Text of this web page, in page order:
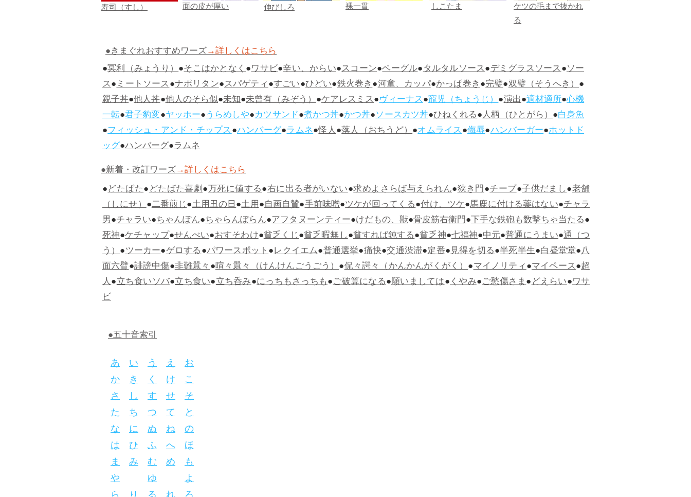
寿司（すし） 面の皮が厚い 伸びしろ 裸一貫 しこたま
ケツの毛まで抜かれ
る
●きまぐれおすすめワーズ→詳しくはこちら
●冥利（みょうり）●そこはかとなく●ワサビ●辛い、からい●スコーン●ベーグル●タルタルソース●デミグラスソース●ソー
ス●ミートソース●ナポリタン●スパゲティ●すごい●ひどい●鉄火巻き●河童、カッパ●かっぱ巻き●完璧●双璧（そうへき）●
親子丼●他人丼●他人のそら似●未知●未曾有（みぞう）●ケアレスミス●ヴィーナス●寵児（ちょうじ）●演出●適材適所●心機
一転●君子豹変●ヤッホー●うらめしや●カツサンド●煮かつ丼●かつ丼●ソースカツ丼●ひねくれる●人柄（ひとがら）●白身魚
●フィッシュ・アンド・チップス●ハンバーグ●ラムネ●怪人●落人（おちうど）●オムライス●侮辱●ハンバーガー●ホットド
ッグ●ハンバーグ●ラムネ
●新着・改訂ワーズ→詳しくはこちら
●どたばた●どたばた喜劇●万死に値する●右に出る者がいない●求めよさらば与えられん●狭き門●チープ●子供だまし●老舗
（しにせ）●二番煎じ●土用丑の日●土用●自画自賛●手前味噌●ツケが回ってくる●付け、ツケ●馬鹿に付ける薬はない●チャラ
男●チャラい●ちゃんぽん●ちゃらんぽらん●アフタヌーンティー●けだもの、獣●骨皮筋右衛門●下手な鉄砲も数撃ちゃ当たる●
死神●ケチャップ●せんべい●おすそわけ●貧乏くじ●貧乏暇無し●貧すれば鈍する●貧乏神●七福神●中元●普通にうまい●通（つ
う）●ツーカー●ゲロする●パワースポット●レクイエム●普通選挙●痛快●交通渋滞●定番●見得を切る●半死半生●白昼堂堂●八
面六臂●誹謗中傷●非難囂々●喧々囂々（けんけんごうごう）●侃々諤々（かんかんがくがく）●マイノリティ●マイペース●超
人●立ち食いソバ●立ち食い●立ち呑み●にっちもさっちも●ご破算になる●願いましては●くやみ●ご愁傷さま●どえらい●ワサ
ビ
●五十音索引
あ い う え お
か き く け こ
さ し す せ そ
た ち つ て と
な に ぬ ね の
は ひ ふ へ ほ
ま み む め も
や
ゆ
よ